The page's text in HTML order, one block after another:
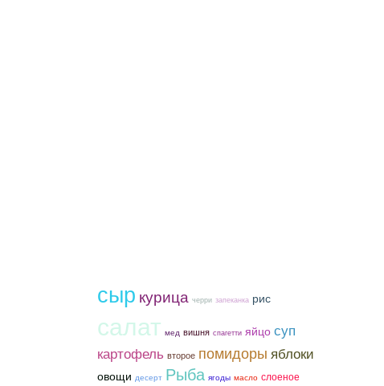
сыр курица черри запеканка рис
салат мед вишня спагетти яйцо суп
картофель второе помидоры яблоки
овощи десерт Рыба ягоды масло слоеное